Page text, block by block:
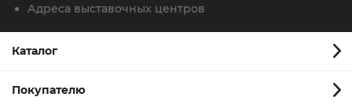
Адреса выставочных центров
Каталог
Покупателю